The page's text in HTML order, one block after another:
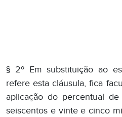
§ 2º Em substituição ao
refere esta cláusula, fica
aplicação do percentual
seiscentos e vinte e cinco